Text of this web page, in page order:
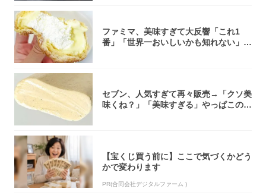
ファミマ、美味すぎて大反響「これ1
番」「世界一おいしいかも知れない」
セブン、人気すぎて再々販売→「クソ美
味くね？」「美味すぎる」やっぱこのク
【宝くじ買う前に】ここで気づくかどう
かで変わります
PR(合同会社デジタルファーム )